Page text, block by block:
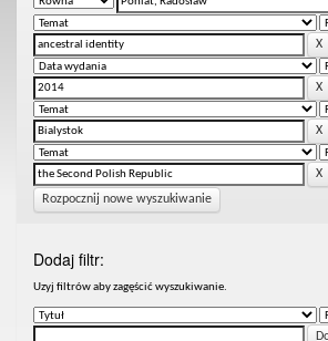
Rozpocznij nowe wyszukiwanie
Dodaj filtr:
Uzyj filtrów aby zagęścić wyszukiwanie.